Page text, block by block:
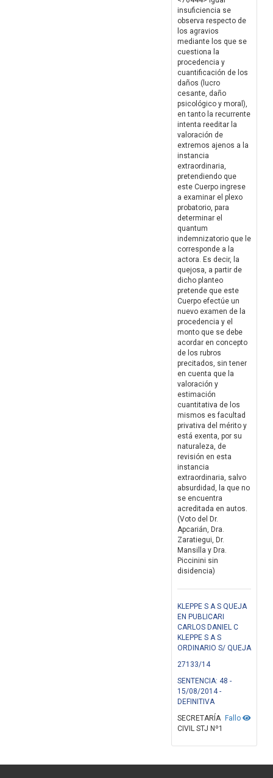
insuficiencia se
observa respecto de
los agravios
mediante los que se
cuestiona la
procedencia y
cuantificación de los
daños (lucro
cesante, daño
psicológico y moral),
en tanto la recurrente
intenta reeditar la
valoración de
extremos ajenos a la
instancia
extraordinaria,
pretendiendo que
este Cuerpo ingrese
a examinar el plexo
probatorio, para
determinar el
quantum
indemnizatorio que le
corresponde a la
actora. Es decir, la
quejosa, a partir de
dicho planteo
pretende que este
Cuerpo efectúe un
nuevo examen de la
procedencia y el
monto que se debe
acordar en concepto
de los rubros
precitados, sin tener
en cuenta que la
valoración y
estimación
cuantitativa de los
mismos es facultad
privativa del mérito y
está exenta, por su
naturaleza, de
revisión en esta
instancia
extraordinaria, salvo
absurdidad, la que no
se encuentra
acreditada en autos.
(Voto del Dr.
Apcarián, Dra.
Zaratiegui, Dr.
Mansilla y Dra.
Piccinini sin
disidencia)
KLEPPE S A S QUEJA
EN PUBLICARI
CARLOS DANIEL C
KLEPPE S A S
ORDINARIO S/ QUEJA
27133/14
SENTENCIA: 48 -
15/08/2014 -
DEFINITIVA
Fallo
SECRETARÍA
CIVIL STJ Nº1